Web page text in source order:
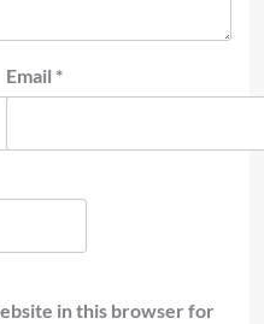
Email *
in this browser for